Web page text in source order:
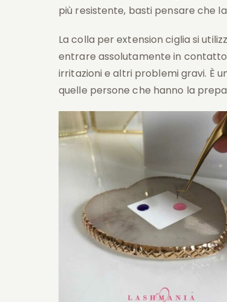
più resistente, basti pensare che
La colla per extension ciglia si
entrare assolutamente in
irritazioni e altri problemi gravi. È
quelle persone che hanno la